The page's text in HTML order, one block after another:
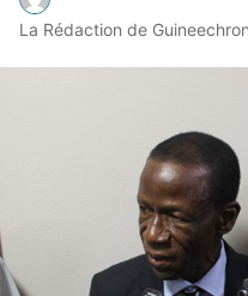
La Rédaction de